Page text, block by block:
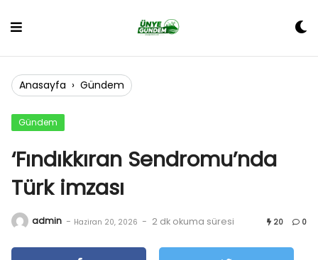
Anasayfa › Gündem
Gündem
‘Fındıkkıran Sendromu’nda
Türk imzası
admin - Haziran 20, 2026 - 2 dk okuma süresi 20 0